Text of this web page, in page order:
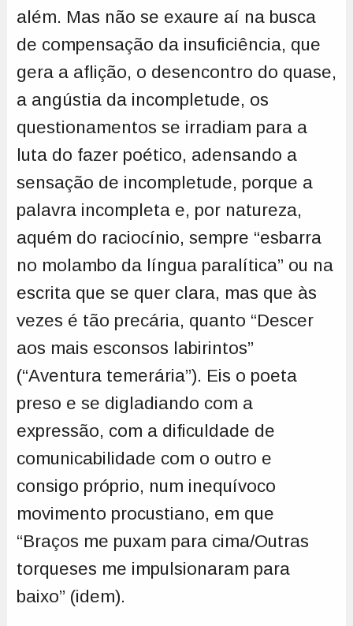
além. Mas não se exaure aí na busca
de compensação da insuficiência, que
gera a aflição, o desencontro do quase,
a angústia da incompletude, os
questionamentos se irradiam para a
luta do fazer poético, adensando a
sensação de incompletude, porque a
palavra incompleta e, por natureza,
aquém do raciocínio, sempre “esbarra
no molambo da língua paralítica” ou na
escrita que se quer clara, mas que às
vezes é tão precária, quanto “Descer
aos mais esconsos labirintos”
(“Aventura temerária”). Eis o poeta
preso e se digladiando com a
expressão, com a dificuldade de
comunicabilidade com o outro e
consigo próprio, num inequívoco
movimento procustiano, em que
“Braços me puxam para cima/Outras
torqueses me impulsionaram para
baixo” (idem).